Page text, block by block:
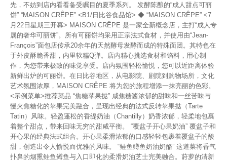
先，不妨到店内看看备受瞩目的夏季系列。 发酵陈酿的“成人甜点可丽
饼” “MAISON CRÊPE” <B1/日比谷食品馆> ◆ “MAISON CRÊPE” <7
月22日星期三开幕> MAISON CRÊPE 是一家全新概念店，主打“成人专
属的奢华可丽饼”。所有可丽饼均采用正宗法式食材，并使用由“Jean-
François”面包店传承20余年的天然酵母发酵而成的特殊面团。其特色在
于外皮酥脆香甜，内里软糯Q弹。店内精心挑选食材和馅料，用心制
作，为您带来极致的味觉享受。店内氛围轻松愉悦，您可以近距离体验
新鲜出炉的可丽饼。在日比谷地区，从电影院、剧院到购物场所，文化
艺术氛围浓厚，MAISON CRÊPE 将为您的旅程增添一抹亮丽的色彩。
<示例菜单>推荐菜品 “焦糖苹果挞” 咸焦糖酱浓郁的甜味和一丝苦味与
慢火焦糖化的苹果完美融合，呈现出经典的法式反转苹果挞（Tarte
Tatin）风味。轻盈蓬松的香缇奶油（Chantilly）奶香浓郁，轻柔地包裹
着整个甜点，带来回味无穷的甜咸平衡。 “覆盆子开心果奶油” 覆盆子和
开心果的经典法式组合。开心果柔滑浓郁的口感轻轻包裹着覆盆子的酸
甜，创造出令人愉悦而优雅的风味。 “鲑鱼鳟鱼奶油奶酪” 这道菜将香气
扑鼻的烟熏鲑鱼鳟鱼与入口即化的柔滑奶油芝士完美融合。莳萝的清新